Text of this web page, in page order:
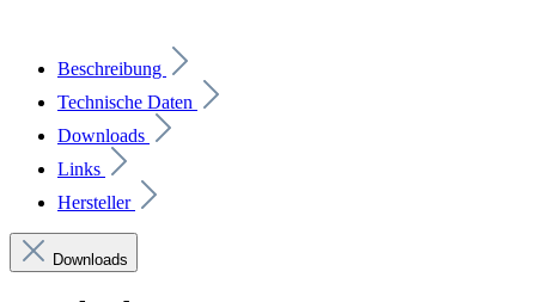
Beschreibung
Technische Daten
Downloads
Links
Hersteller
Downloads